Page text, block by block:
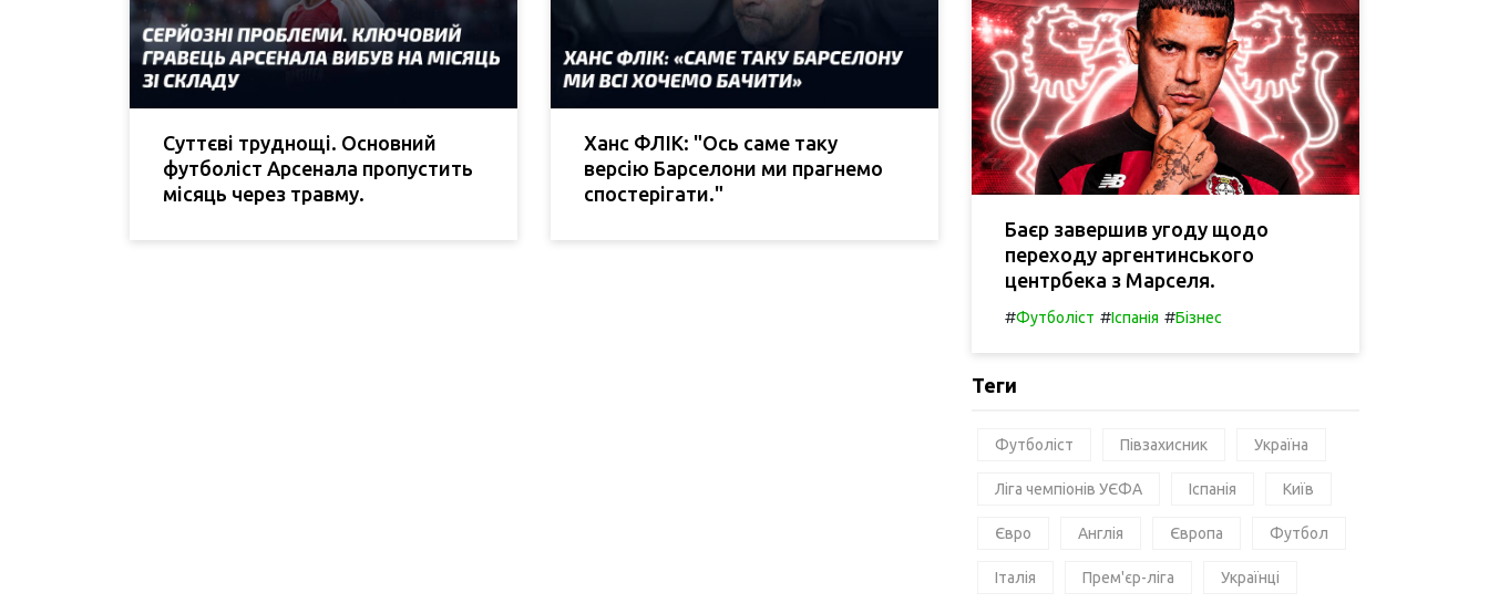
Суттєві труднощі. Основний
футболіст Арсенала пропустить
місяць через травму.
Ханс ФЛІК: "Ось саме таку
версію Барселони ми прагнемо
спостерігати."
Баєр завершив угоду щодо
переходу аргентинського
центрбека з Марселя.
#Футболіст #Іспанія #Бізнес
Теги
Футболіст Півзахисник Україна
Ліга чемпіонів УЄФА Іспанія Київ
Євро Англія Європа Футбол
Італія Прем'єр-ліга Українці